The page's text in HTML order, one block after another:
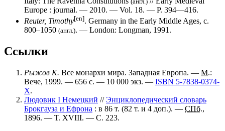
Europe : journal. — 2010. — Vol. 18. — P. 394—416.
Reuter, Timothy[en]. Germany in the Early Middle Ages, c.
800–1050 (англ.). — London: Longman, 1991.
Ссылки
Рыжов К. Все монархи мира. Западная Европа. — М.:
Вече, 1999. — 656 с. — 10 000 экз. — ISBN 5-7838-0374-
X.
Людовик I Немецкий //Энциклопедический словарь
Брокгауза и Ефрона : в 86 т. (82 т. и 4 доп.). — СПб.,
1896. — Т. XVIII. — С. 223.